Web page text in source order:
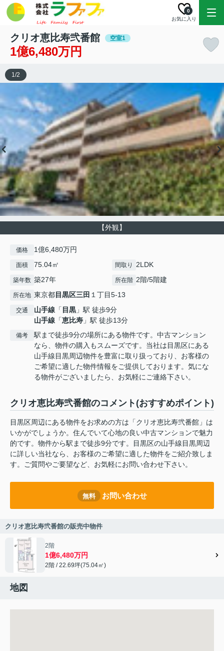
お気に入り
0
クリオ恵比寿弐番館 空室1
1億6,480万円
【外観】
1/2
価格 1億6,480万円
面積 75.04㎡ 間取り 2LDK
築年数 築27年 所在階 2階/5階建
所在地 東京都目黒区三田 １丁目5-13
交通 山手線 「 目黒 」駅 徒歩9分
山手線 「恵比寿 」駅 徒歩13分
備考
駅まで徒歩9分の場所にある物件です。中古マンション
なら、物件の購入もスムーズです。当社は目黒区にある
山手線目黒周辺物件を豊富に取り扱っており、お客様の
ご希望に適した物件情報をご提供しております。気にな
る物件がございましたら、お気軽にご連絡下さい。
クリオ恵比寿弐番館のコメント(おすすめポイント)
目黒区周辺にある物件をお求めの方は「クリオ恵比寿弐番館」は
いかがでしょうか。住んでいて心地の良い中古マンションで魅力
的です。物件から駅まで徒歩9分です。目黒区の山手線目黒周辺
に詳しい当社なら、お客様のご希望に適した物件をご紹介致しま
す。ご質問やご要望など、お気軽にお問い合わせ下さい。
無料 お問い合わせ
クリオ恵比寿弐番館の販売中物件
2階
1億6,480万円
2階 / 22.69坪(75.04㎡)
地図